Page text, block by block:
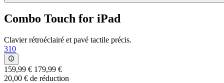
Combo Touch for iPad
Clavier rétroéclairé et pavé tactile précis.
310
159,99 € 179,99 €
20,00 € de réduction